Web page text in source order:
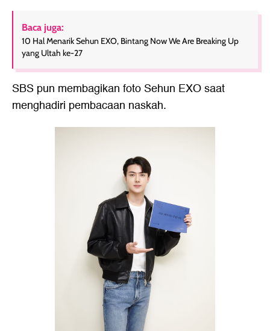
Baca juga:
10 Hal Menarik Sehun EXO, Bintang Now We Are Breaking Up
yang Ultah ke-27
SBS pun membagikan foto Sehun EXO saat
menghadiri pembacaan naskah.